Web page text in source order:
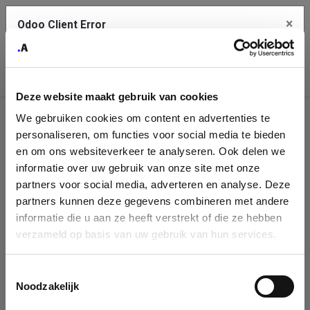
Deze website maakt gebruik van cookies
We gebruiken cookies om content en advertenties te
personaliseren, om functies voor social media te bieden
en om ons websiteverkeer te analyseren. Ook delen we
informatie over uw gebruik van onze site met onze
partners voor social media, adverteren en analyse. Deze
partners kunnen deze gegevens combineren met andere
informatie die u aan ze heeft verstrekt of die ze hebben
verzameld op basis van uw gebruik van hun services.
Noodzakelijk
Company
Identification
Please fill in your company details
You can search a company in our database by name, VAT or
enterprise ID. When a company is selected it will auto-complete the
form. If you don't find your company in our database, you can create
Odoo Client Error ×
service.
See details
Ok